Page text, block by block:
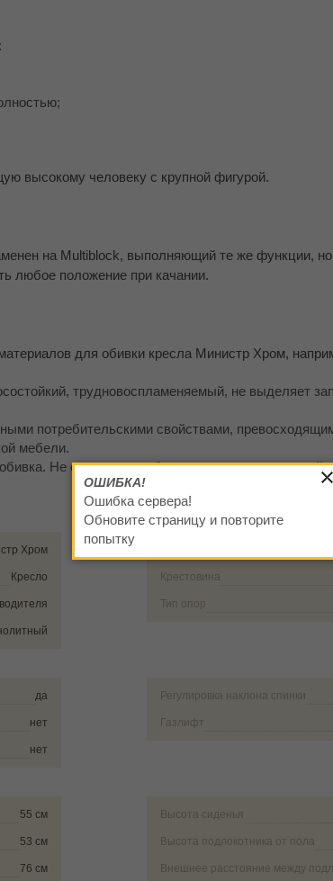
высокому человеку с крупной фигурой.
на Multiblock, выполняющий те же функции,
любое положение при качании.
для обивки кресла Министр Хром,
трудновоспламеняемый, не выделяет
потребительскими свойствами,
мебели.
Не стареет, приобретая со временем легкий
Хром
Кресло Крестовина
Тип опор
да
нет
нет
Регулировка наклона спинки
Газлифт
55 см
53 см
76 см
Высота сиденья
Высота подлокотника от пола
Внешнее расстояние между
ОШИБКА!
Ошибка сервера!
Обновите страницу и повторите
попытку